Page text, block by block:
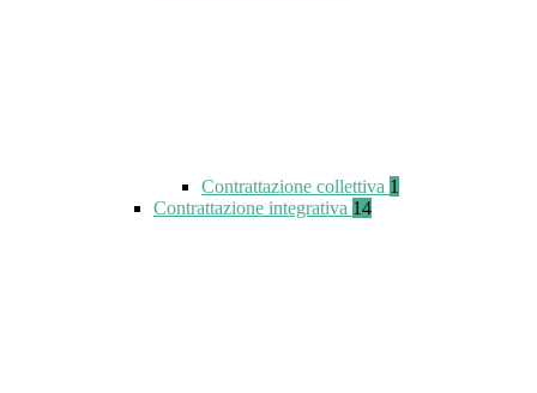
Contrattazione collettiva 1
Contrattazione integrativa 14